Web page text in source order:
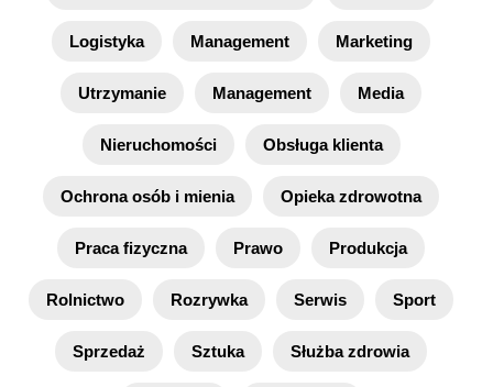
Logistyka Management Marketing
Utrzymanie Management Media
Nieruchomości Obsługa klienta
Ochrona osób i mienia Opieka zdrowotna
Praca fizyczna Prawo Produkcja
Rolnictwo Rozrywka Serwis Sport
Sprzedaż Sztuka Służba zdrowia